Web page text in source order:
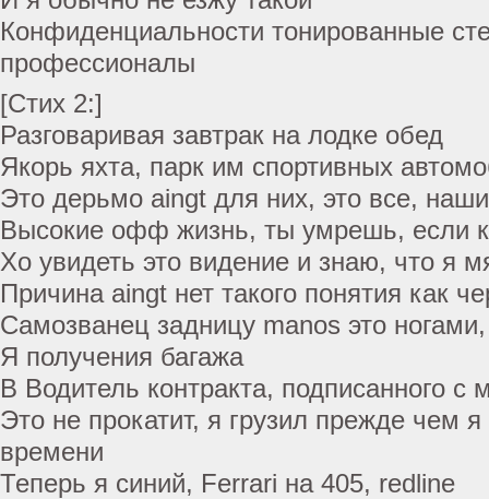
Конфиденциальности тонированные
профессионалы
[Стих 2:]
Разговаривая завтрак на лодке обед
Якорь яхта, парк им спортивных
Это дерьмо aingt для них, это все, наши
Высокие офф жизнь, ты умрешь, если
Хо увидеть это видение и знаю, что я
Причина aingt нет такого понятия как
Самозванец задницу manos это
Я получения багажа
В Водитель контракта, подписанного
Это не прокатит, я грузил прежде чем
времени
Теперь я синий, Ferrari на 405, redline